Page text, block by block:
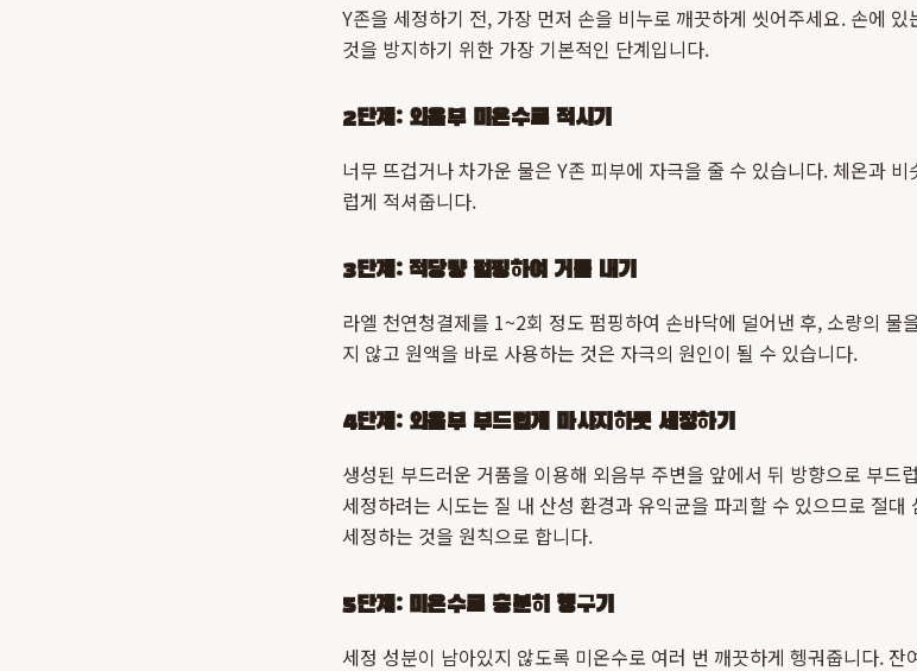
Y존을 세정하기 전, 가장 먼저 손을 비누로 깨끗하게 씻어주세요. 손에
것을 방지하기 위한 가장 기본적인 단계입니다.
2단계: 외음부 미온수로 적시기
너무 뜨겁거나 차가운 물은 Y존 피부에 자극을 줄 수 있습니다. 체온과
럽게 적셔줍니다.
3단계: 적당량 펌핑하여 거품 내기
라엘 천연청결제를 1~2회 정도 펌핑하여 손바닥에 덜어낸 후, 소량의 물
지 않고 원액을 바로 사용하는 것은 자극의 원인이 될 수 있습니다.
4단계: 외음부 부드럽게 마사지하듯 세정하기
생성된 부드러운 거품을 이용해 외음부 주변을 앞에서 뒤 방향으로 부드
세정하려는 시도는 질 내 산성 환경과 유익균을 파괴할 수 있으므로 절
세정하는 것을 원칙으로 합니다.
5단계: 미온수로 충분히 헹구기
세정 성분이 남아있지 않도록 미온수로 여러 번 깨끗하게 헹궈줍니다.